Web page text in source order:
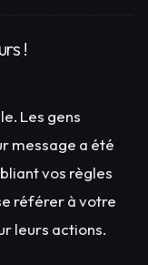
!
Les gens
message a été
vos règles
référer à votre
leurs actions.